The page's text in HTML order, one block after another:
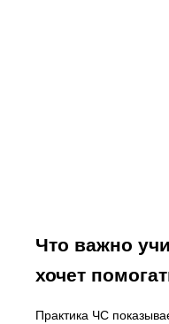
Что важно
хочет
Практика ЧС